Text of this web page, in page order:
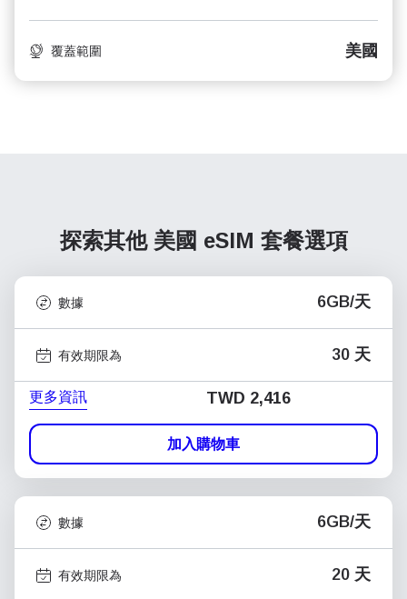
覆蓋範圍 美國
探索其他 美國 eSIM 套餐選項
數據 6GB/天
有效期限為 30 天
更多資訊 TWD 2,416
加入購物車
數據 6GB/天
有效期限為 20 天